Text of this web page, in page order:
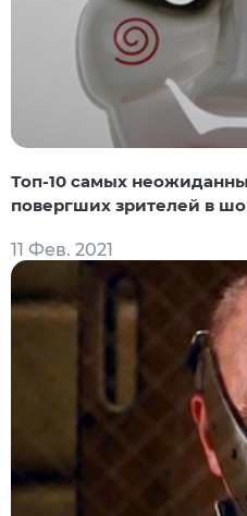
Топ-10 самых
повергших зрителей в
11 Фев. 2021